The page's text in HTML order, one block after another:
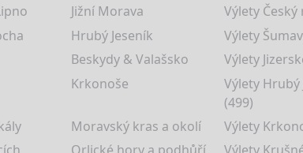
Jižní Morava Výlety Český
Hrubý Jeseník Výlety
Beskydy & Valašsko Výlety
Krkonoše
Výlety Hrubý
(499)
Moravský kras a okolí Výlety